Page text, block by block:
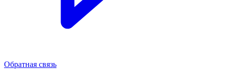
Обратная связь